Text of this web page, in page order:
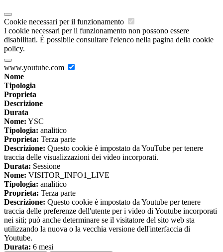
Cookie necessari per il funzionamento
I cookie necessari per il funzionamento non possono essere
disabilitati. È possibile consultare l'elenco nella pagina della cookie
policy.
www.youtube.com
Nome
Tipologia
Proprieta
Descrizione
Durata
Nome: YSC
Tipologia: analitico
Proprieta: Terza parte
Descrizione: Questo cookie è impostato da YouTube per tenere
traccia delle visualizzazioni dei video incorporati.
Durata: Sessione
Nome: VISITOR_INFO1_LIVE
Tipologia: analitico
Proprieta: Terza parte
Descrizione: Questo cookie è impostato da Youtube per tenere
traccia delle preferenze dell'utente per i video di Youtube incorporati
nei siti; può anche determinare se il visitatore del sito web sta
utilizzando la nuova o la vecchia versione dell'interfaccia di
Youtube.
Durata: 6 mesi